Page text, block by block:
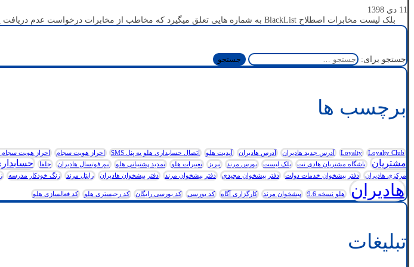
11 دی 1398
بلک لیست مخابرات اصطلاح BlackList به شماره هایی تعلق میگیرد که مخاطب از مخابرات درخواست عدم دریافت پیامک ...
جستجو برای:
برچسب ها
Loyalty Loyalty Club آدرس جدید هادیران آدرس هادیران آپدیت هلو اتصال حسابداری هلو به پنل SMS احراز هویت سجام احراز هویت سجام
مشتریان
باشگاه مشتریان هادی نت بلک لیست بورس مرند تبریز تغییرات هلو تمدید پشتیبانی هلو تیم فوتسال هادیران جلفا
مرکزی هادیران
دفتر پیشخوان خدمات دولت دفتر پیشخوان مجیدی دفتر پیشخوان مرند دفتر پیشخوان هادیران رایتل مرند زنگ خودکار مدرسه
هادیران هلو نسخه 9.6 پیشخوان مرند کارگزاری آگاه کد بورسی کد بورسی رایگان کد رجیستری هلو کد فعالسازی هلو
تبلیغات